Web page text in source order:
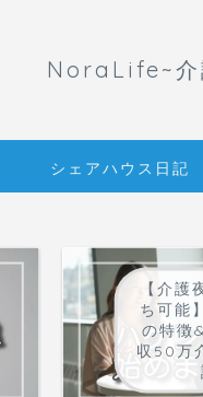
NoraLife~介
シェアハウス日記
【介護
ち可能
の特徴
収50万